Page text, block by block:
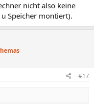
nicht also keine
Speicher montiert).
#17